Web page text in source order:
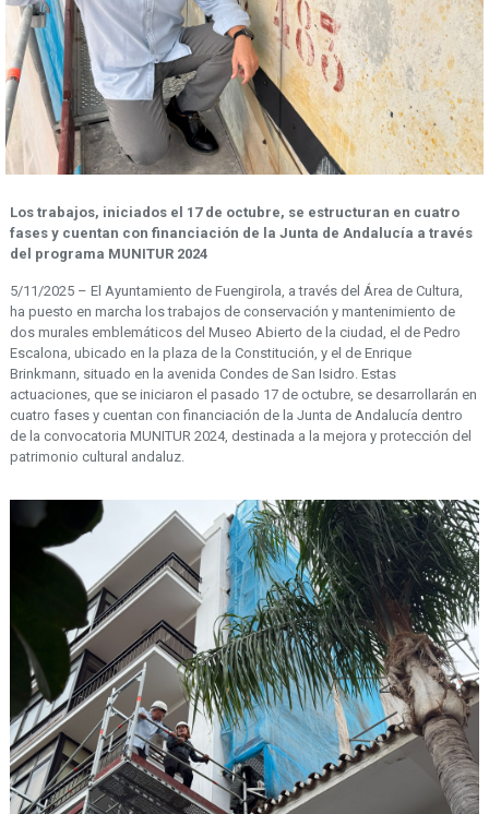
Los trabajos, iniciados el 17 de octubre, se estructuran en cuatro
fases y cuentan con financiación de la Junta de Andalucía a través
del programa MUNITUR 2024
5/11/2025 – El Ayuntamiento de Fuengirola, a través del Área de Cultura,
ha puesto en marcha los trabajos de conservación y mantenimiento de
dos murales emblemáticos del Museo Abierto de la ciudad, el de Pedro
Escalona, ubicado en la plaza de la Constitución, y el de Enrique
Brinkmann, situado en la avenida Condes de San Isidro. Estas
actuaciones, que se iniciaron el pasado 17 de octubre, se desarrollarán en
cuatro fases y cuentan con financiación de la Junta de Andalucía dentro
de la convocatoria MUNITUR 2024, destinada a la mejora y protección del
patrimonio cultural andaluz.